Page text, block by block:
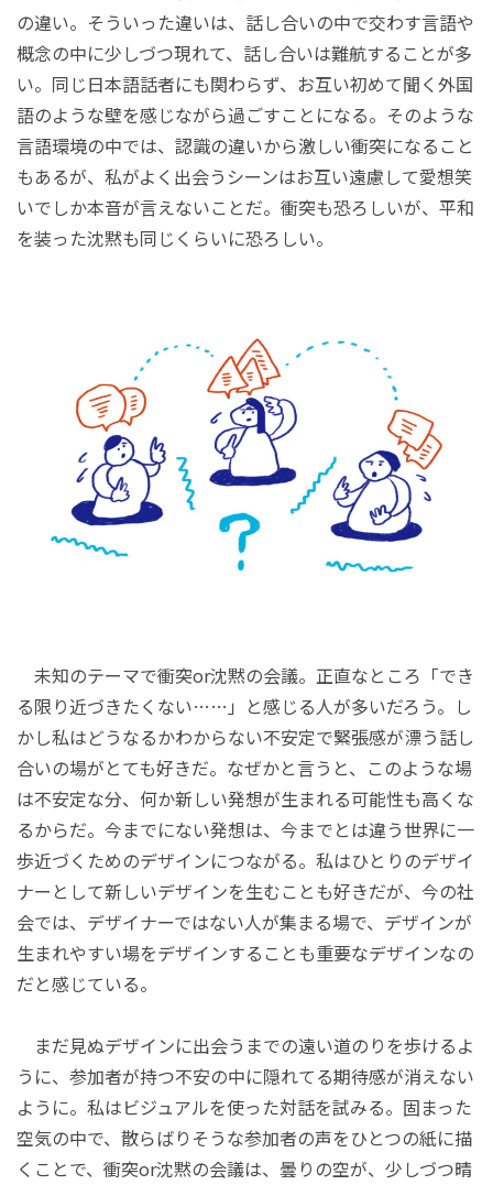
の違い。そういった違いは、話し合いの中で交わす言語や
概念の中に少しづつ現れて、話し合いは難航することが多
い。同じ日本語話者にも関わらず、お互い初めて聞く外国
語のような壁を感じながら過ごすことになる。そのような
言語環境の中では、認識の違いから激しい衝突になること
もあるが、私がよく出会うシーンはお互い遠慮して愛想笑
いでしか本音が言えないことだ。衝突も恐ろしいが、平和
を装った沈黙も同じくらいに恐ろしい。
未知のテーマで衝突or沈黙の会議。正直なところ「でき
る限り近づきたくない……」と感じる人が多いだろう。し
かし私はどうなるかわからない不安定で緊張感が漂う話し
合いの場がとても好きだ。なぜかと言うと、このような場
は不安定な分、何か新しい発想が生まれる可能性も高くな
るからだ。今までにない発想は、今までとは違う世界に一
歩近づくためのデザインにつながる。私はひとりのデザイ
ナーとして新しいデザインを生むことも好きだが、今の社
会では、デザイナーではない人が集まる場で、デザインが
生まれやすい場をデザインすることも重要なデザインなの
だと感じている。
まだ見ぬデザインに出会うまでの遠い道のりを歩けるよ
うに、参加者が持つ不安の中に隠れてる期待感が消えない
ように。私はビジュアルを使った対話を試みる。固まった
空気の中で、散らばりそうな参加者の声をひとつの紙に描
くことで、衝突or沈黙の会議は、曇りの空が、少しづつ晴